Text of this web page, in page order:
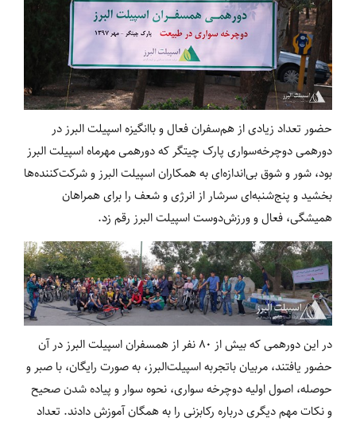
حضور تعداد زیادی از هم‌سفران فعال و باانگیزه اسپیلت البرز در
دورهمی دوچرخه‌سواری پارک چیتگر که دورهمی مهرماه اسپیلت البرز
بود، شور و شوق بی‌اندازه‌ای به همکاران اسپیلت البرز و شرکت‌کننده‌ها
بخشید و پنج‌شنبه‌ای سرشار از انرژی و شعف را برای همراهان
همیشگی، فعال و ورزش‌دوست اسپیلت البرز رقم زد.
در این دورهمی که بیش از 80 نفر از همسفران اسپیلت البرز در آن
حضور یافتند، مربیان باتجربه اسپیلت‌البرز، به صورت رایگان، با صبر و
حوصله، اصول اولیه دوچرخه سواری، نحوه سوار و پیاده شدن صحیح
و نکات مهم دیگری درباره رکاب‎زنی را به همگان آموزش دادند. تعداد